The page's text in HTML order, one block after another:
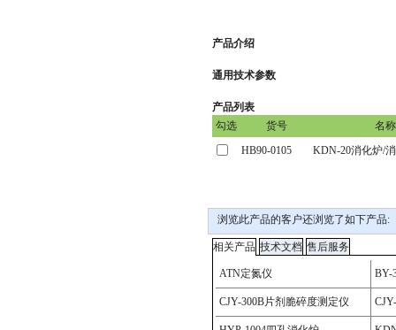
产品介绍
通用技术参数
产品列表
浏览此产品的客户还浏览了如下产品: